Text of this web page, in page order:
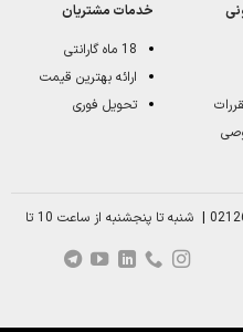
خدمات مشتریان
18 ماه گارانتی
ارائه بهترین قیمت
تحویل فوری
|
شنبه تا پنجشنبه از ساعت 10 تا